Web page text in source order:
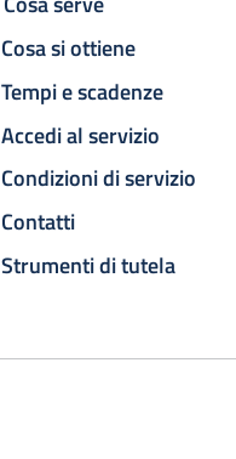
Cosa si ottiene
Tempi e scadenze
Accedi al servizio
Condizioni di servizio
Contatti
Strumenti di tutela